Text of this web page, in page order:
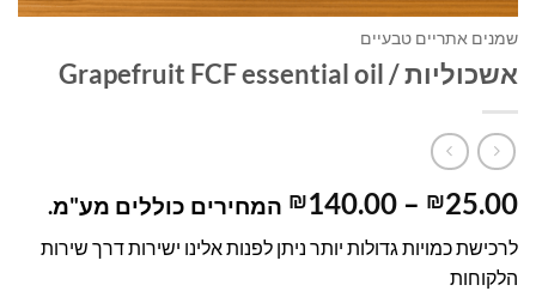
שמנים אתריים טבעיים
אשכוליות / Grapefruit FCF essential oil
₪25.00
–
₪140.00
טווח
מחירים:
המחירים כוללים מע"מ.
לרכישת כמויות גדולות יותר ניתן לפנות אלינו ישירות דרך שירות
הלקוחות